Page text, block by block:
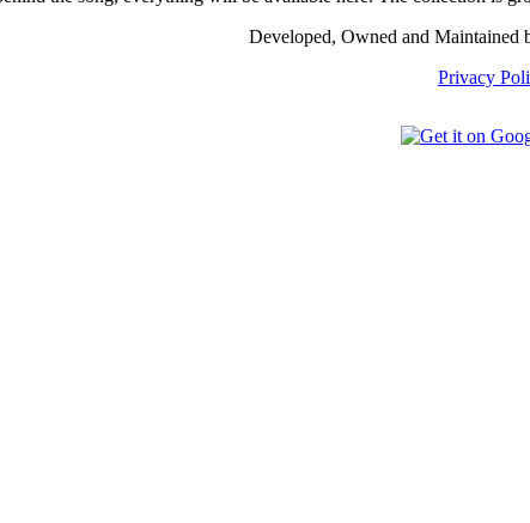
Developed, Owned and Maintained
Privacy